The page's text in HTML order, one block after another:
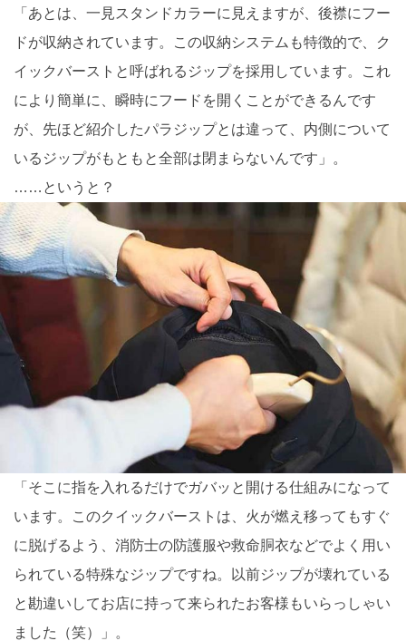
「あとは、一見スタンドカラーに見えますが、後襟にフー
ドが収納されています。この収納システムも特徴的で、ク
イックバーストと呼ばれるジップを採用しています。これ
により簡単に、瞬時にフードを開くことができるんです
が、先ほど紹介したパラジップとは違って、内側について
いるジップがもともと全部は閉まらないんです」。
……というと？
「そこに指を入れるだけでガバッと開ける仕組みになって
います。このクイックバーストは、火が燃え移ってもすぐ
に脱げるよう、消防士の防護服や救命胴衣などでよく用い
られている特殊なジップですね。以前ジップが壊れている
と勘違いしてお店に持って来られたお客様もいらっしゃい
ました（笑）」。